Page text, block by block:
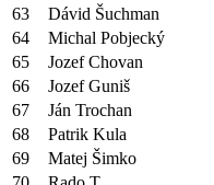
63
Dávid Šuchman
64
Michal Pobjecký
65
Jozef Chovan
66
Jozef Guniš
67
Ján Trochan
68
Patrik Kula
69
Matej Šimko